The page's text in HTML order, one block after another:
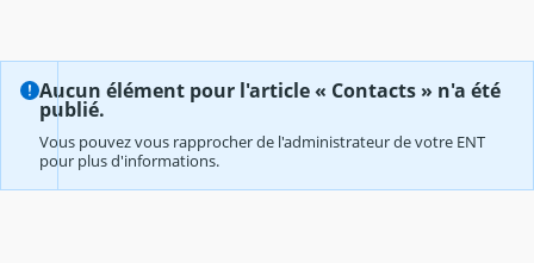
Aucun élément pour l'article « Contacts » n'a été
publié.
Vous pouvez vous rapprocher de l'administrateur de votre ENT
pour plus d'informations.